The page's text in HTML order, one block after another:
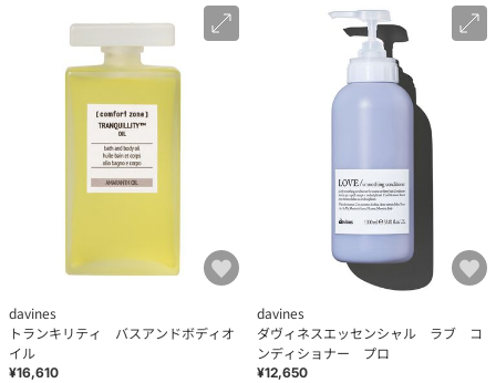
davines
トランキリティ バスアンドボディオ
イル
¥16,610
davines
ダヴィネスエッセンシャル ラブ コ
ンディショナー プロ
¥12,650